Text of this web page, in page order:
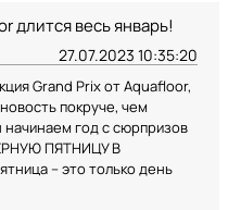
длится весь январь!
27.07.2023 10:35:20
Grand Prix от Aquafloor,
покруче, чем
год с сюрпризов
ПЯТНИЦУ В
– это только день